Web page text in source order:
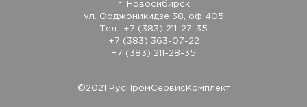
©2021 РусПромСервисКомплект
г. Новосибирск
ул. Орджоникидзе 38, оф 405
Тел.: +7 (383) 211-27-35
+7 (383) 363-07-22
+7 (383) 211-28-35